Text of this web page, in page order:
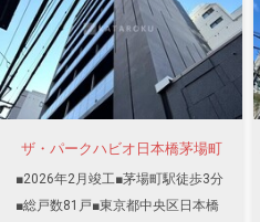
ザ・パークハビオ日本橋茅場町
■2026年2月竣工■茅場町駅徒歩3分
■総戸数81戸■東京都中央区日本橋